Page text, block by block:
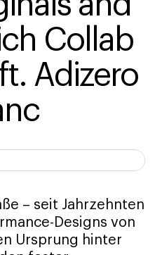
Collab
Adizero
– seit Jahrzehnten
Designs von
Ursprung hinter